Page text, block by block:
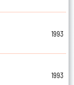
1993
1993